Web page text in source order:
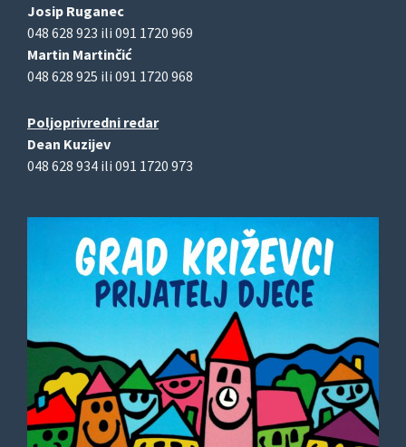
Josip Ruganec
048 628 923 ili 091 1720 969
Martin Martinčić
048 628 925 ili 091 1720 968
Poljoprivredni redar
Dean Kuzijev
048 628 934 ili 091 1720 973